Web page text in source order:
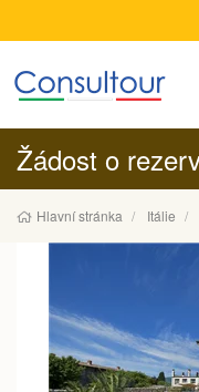
Žádost o
Hlavní stránka Itálie